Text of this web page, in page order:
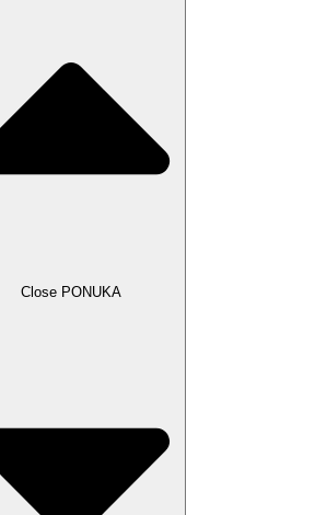
Close PONUKA